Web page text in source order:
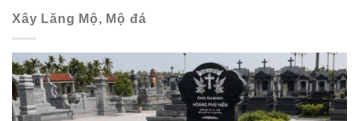
Xây Lăng Mộ, Mộ đá